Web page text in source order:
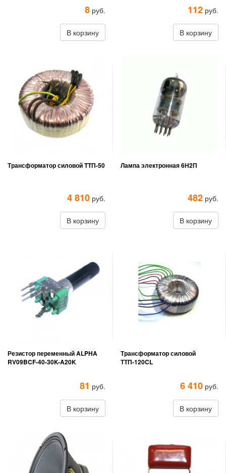
8 руб.
В корзину
112 руб.
В корзину
Трансформатор силовой TTП-50
4 810 руб.
В корзину
Лампа электронная 6Н2П
482 руб.
В корзину
Резистор переменный ALPHA
RV09BCF-40-30K-A20K
81 руб.
В корзину
Трансформатор силовой
ТТП-120CL
6 410 руб.
В корзину